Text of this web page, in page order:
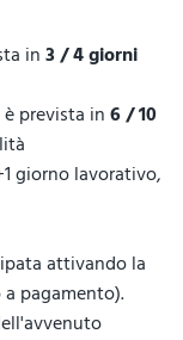
in3 / 4 giorni
prevista in6 / 10
giorno lavorativo,
attivando la
pagamento).